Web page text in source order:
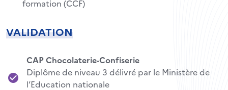
formation (CCF)
VALIDATION
CAP Chocolaterie-Confiserie
Diplôme de niveau 3 délivré par le Ministère de
l’Education nationale